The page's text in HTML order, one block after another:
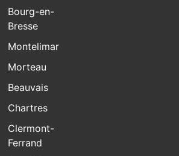
Bourg-en-
Bresse
Montelimar
Morteau
Beauvais
Chartres
Clermont-
Ferrand